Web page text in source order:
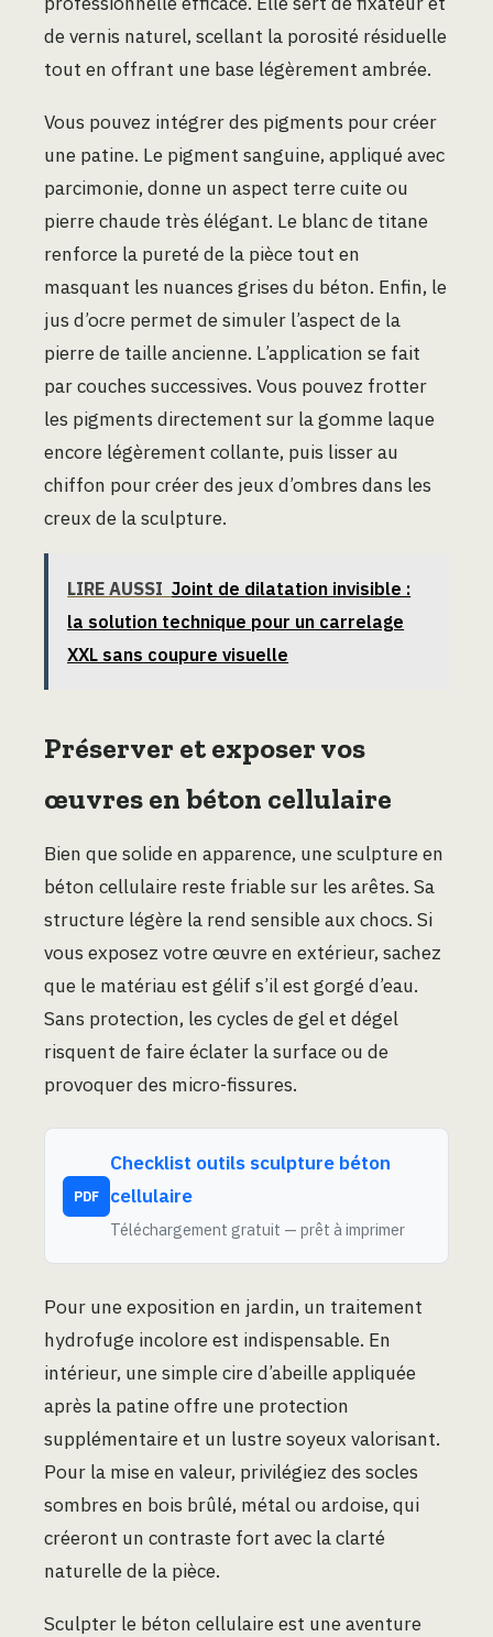
de vernis naturel, scellant la porosité résiduelle
tout en offrant une base légèrement ambrée.
Vous pouvez intégrer des pigments pour créer
une patine. Le pigment sanguine, appliqué avec
parcimonie, donne un aspect terre cuite ou
pierre chaude très élégant. Le blanc de titane
renforce la pureté de la pièce tout en
masquant les nuances grises du béton. Enfin, le
jus d’ocre permet de simuler l’aspect de la
pierre de taille ancienne. L’application se fait
par couches successives. Vous pouvez frotter
les pigments directement sur la gomme laque
encore légèrement collante, puis lisser au
chiffon pour créer des jeux d’ombres dans les
creux de la sculpture.
LIRE AUSSI Joint de dilatation invisible :
la solution technique pour un carrelage
XXL sans coupure visuelle
Préserver et exposer vos
œuvres en béton cellulaire
Bien que solide en apparence, une sculpture en
béton cellulaire reste friable sur les arêtes. Sa
structure légère la rend sensible aux chocs. Si
vous exposez votre œuvre en extérieur, sachez
que le matériau est gélif s’il est gorgé d’eau.
Sans protection, les cycles de gel et dégel
risquent de faire éclater la surface ou de
provoquer des micro-fissures.
PDF
Checklist outils sculpture béton
cellulaire
Téléchargement gratuit — prêt à imprimer
Pour une exposition en jardin, un traitement
hydrofuge incolore est indispensable. En
intérieur, une simple cire d’abeille appliquée
après la patine offre une protection
supplémentaire et un lustre soyeux valorisant.
Pour la mise en valeur, privilégiez des socles
sombres en bois brûlé, métal ou ardoise, qui
créeront un contraste fort avec la clarté
naturelle de la pièce.
Sculpter le béton cellulaire est une aventure